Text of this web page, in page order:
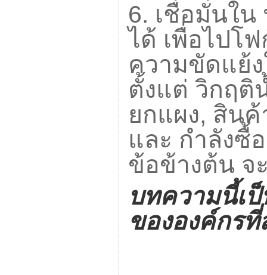
6. เชื่อมั่นใ
ได้ เพื่อไปโ
ความขัดแย้
ตั้งแต่ วิกฤติ
ยกแผง, สินค้
และ กำลังซื้
ข้อข้างต้น จ
บทความนี้เ
ขององค์กร